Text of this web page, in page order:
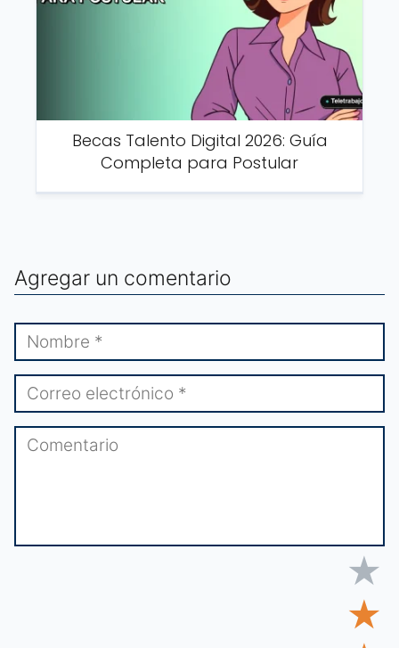
Becas Talento Digital 2026: Guía
Completa para Postular
Agregar un comentario
★
★